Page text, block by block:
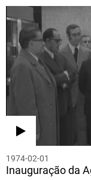
1974-02-01
Inauguração da